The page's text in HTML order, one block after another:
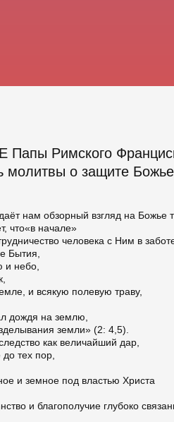
Римского
о защите
нам обзорный взгляд на Божье
что«в начале»
человека с Ним в
Бытия,
и небо,
и всякую полевую траву,
дождя на землю,
земли» (2: 4,5).
как величайший дар,
тех пор,
и земное под властью Христа
и благополучие глубоко